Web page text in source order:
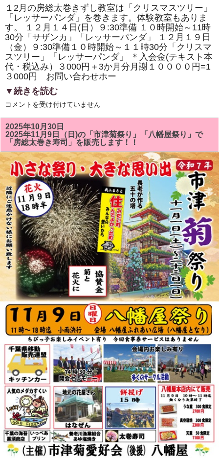
巻
き
寿
司
の
体
験
教
室
も
あ
ま
す。
は
１2月の房総太巻きずし教室は「クリスマスツリー」
「レッサーパンダ」を巻きます。体験教室もありま
す。 １２月１４日(日）９:30準備 １０時開始～11時
30分「サザンカ」「レッサーパンダ」 １２月１９日
（金）９:30準備１０時開始～１１時30分「クリスマ
スツリー」「レッサーパンダ」 ＊入会金(テキスト本
代・税込み）３000円＋3か月分月謝１００００円=1
３000円 お問い合わせホー
▼続きを読む
１
月
の
房
総
太
巻
き
ず
し
教
室
は
「ク
リ
ス
マ
ス
ツ
リ
ー
ま
た
は
サ
カ」
と
「レ
ー
パ
ン
ダ」
を
巻
き
ま
す。
体
教
室
も
あ
り
ま
す。
は
コメントを受け付けていません
2025年10月30日
2025年11月9日（日)の「市津菊祭り」「八幡屋祭り」で
「房総太巻き寿司」を販売します！！